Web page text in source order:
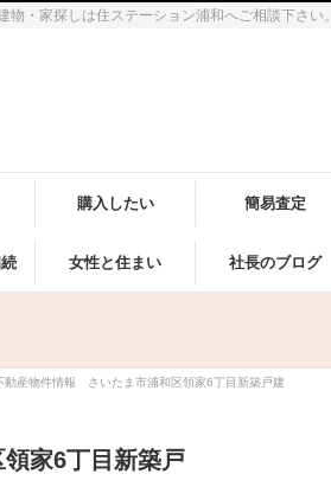
・家探しは住ステーション浦和へご相談下さい。
購入したい 簡易査定
女性と住まい 社長のブログ
動産物件情報 さいたま市浦和区領家6丁目新築戸建
家6丁目新築戸